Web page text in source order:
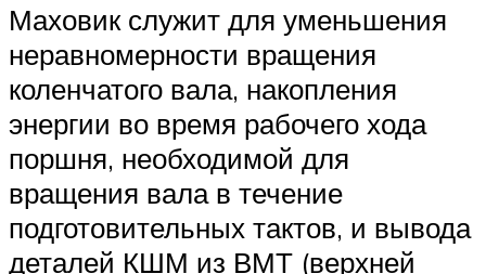
Маховик служит для уменьшения
неравномерности вращения
коленчатого вала, накопления
энергии во время рабочего хода
поршня, необходимой для
вращения вала в течение
подготовительных тактов, и вывода
деталей КШМ из ВМТ (верхней